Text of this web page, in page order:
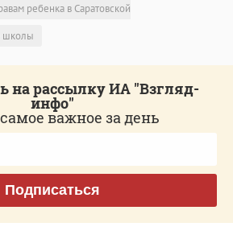
ребенка в Саратовской
школы
на рассылку ИА "Взгляд-
инфо"
важное за день
Подписаться